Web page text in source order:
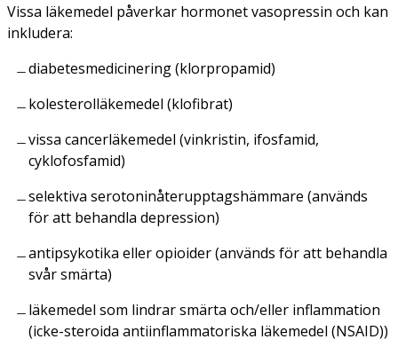
Vissa läkemedel påverkar hormonet vasopressin och kan
inkludera:
diabetesmedicinering (klorpropamid)
kolesterolläkemedel (klofibrat)
vissa cancerläkemedel (vinkristin, ifosfamid,
cyklofosfamid)
selektiva serotoninåterupptagshämmare (används
för att behandla depression)
antipsykotika eller opioider (används för att behandla
svår smärta)
läkemedel som lindrar smärta och/eller inflammation
(icke-steroida antiinflammatoriska läkemedel (NSAID))